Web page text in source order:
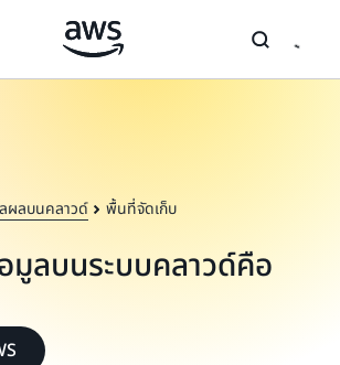
ผลบนคลาวด์ พื้นที่จัดเก็บ
ลบนระบบคลาวด์คือ